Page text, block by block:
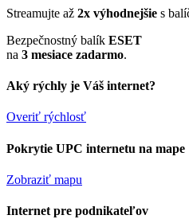
Streamujte až 2x výhodnejšie s
Bezpečnostný balík ESET
na 3 mesiace zadarmo.
Aký rýchly je Váš internet?
Overiť rýchlosť
Pokrytie UPC internetu na mape
Zobraziť mapu
Internet pre podnikateľov